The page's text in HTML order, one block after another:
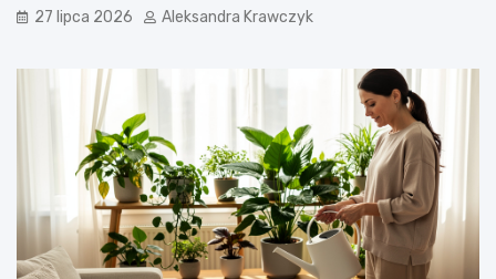
27 lipca 2026 Aleksandra Krawczyk